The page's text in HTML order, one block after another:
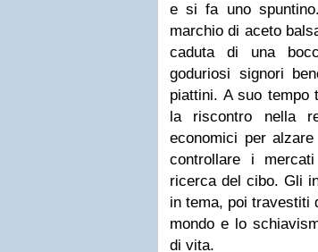
e si fa uno
marchio di aceto
caduta di una
goduriosi signori
piattini. A suo tempo
la riscontro nella
economici per
controllare i
ricerca del cibo. Gli
in tema, poi travestiti
mondo e lo
di vita.